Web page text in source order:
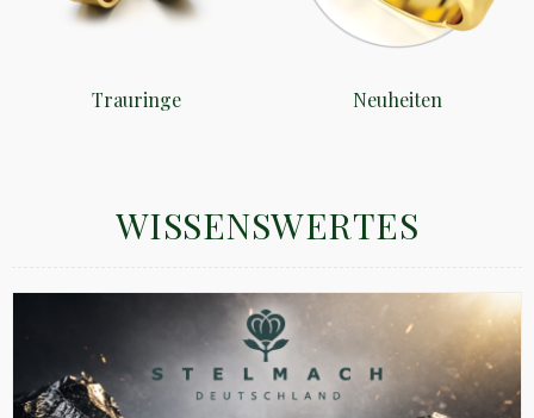
Trauringe Neuheiten
WISSENSWERTES